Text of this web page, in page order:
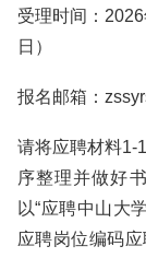
受理时间：
日）
报名邮箱：
请将应聘材料1-
序整理并做好
以“应聘中山大
应聘岗位编码